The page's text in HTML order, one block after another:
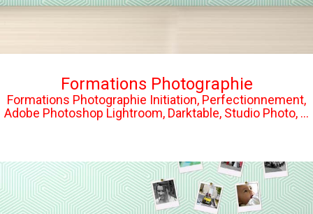
Formations Photographie
Formations Photographie Initiation, Perfectionnement,
Adobe Photoshop Lightroom, Darktable, Studio Photo, ...